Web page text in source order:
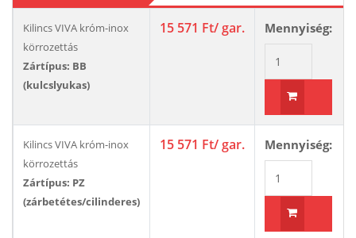
Kilincs VIVA króm-inox
körrozettás
Zártípus: BB
(kulcslyukas)
15 571 Ft/ gar. Mennyiség:
Kosárba
rak
Kilincs VIVA króm-inox
körrozettás
Zártípus: PZ
(zárbetétes/cilinderes)
15 571 Ft/ gar. Mennyiség: